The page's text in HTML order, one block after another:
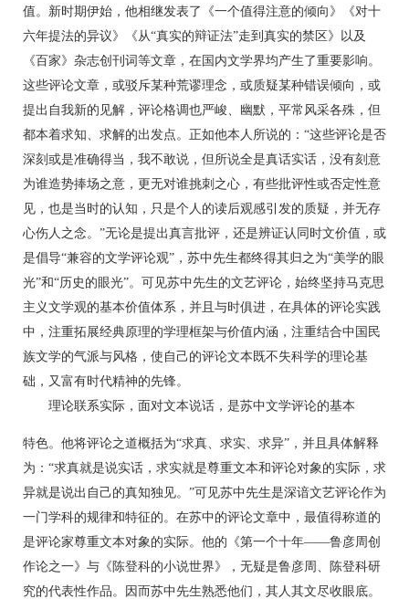
值。新时期伊始，他相继发表了《一个值得注意的倾向》《对十
六年提法的异议》《从“真实的辩证法”走到真实的禁区》以及
《百家》杂志创刊词等文章，在国内文学界均产生了重要影响。
这些评论文章，或驳斥某种荒谬理念，或质疑某种错误倾向，或
提出自我新的见解，评论格调也严峻、幽默，平常风采各殊，但
都本着求知、求解的出发点。正如他本人所说的：“这些评论是否
深刻或是准确得当，我不敢说，但所说全是真话实话，没有刻意
为谁造势捧场之意，更无对谁挑刺之心，有些批评性或否定性意
见，也是当时的认知，只是个人的读后观感引发的质疑，并无存
心伤人之念。”无论是提出真言批评，还是辨证认同时文价值，或
是倡导“兼容的文学评论观”，苏中先生都终得其归之为“美学的眼
光”和“历史的眼光”。可见苏中先生的文艺评论，始终坚持马克思
主义文学观的基本价值体系，并且与时俱进，在具体的评论实践
中，注重拓展经典原理的学理框架与价值内涵，注重结合中国民
族文学的气派与风格，使自己的评论文本既不失科学的理论基
础，又富有时代精神的先锋。
理论联系实际，面对文本说话，是苏中文学评论的基本
特色。他将评论之道概括为“求真、求实、求异”，并且具体解释
为：“求真就是说实话，求实就是尊重文本和评论对象的实际，求
异就是说出自己的真知独见。”可见苏中先生是深谙文艺评论作为
一门学科的规律和特征的。在苏中的评论文章中，最值得称道的
是评论家尊重文本对象的实际。他的《第一个十年——鲁彦周创
作论之一》与《陈登科的小说世界》，无疑是鲁彦周、陈登科研
究的代表性作品。因而苏中先生熟悉他们，其人其文尽收眼底。